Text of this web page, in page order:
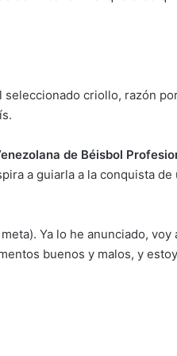
criollo, razón
de Béisbol
a guiarla a la conquista
Ya lo he anunciado, voy
buenos y malos, y